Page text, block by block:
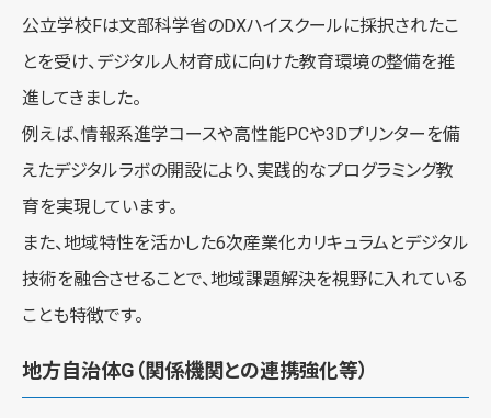
公立学校Fは文部科学省のDXハイスクールに採択されたこ
とを受け、デジタル人材育成に向けた教育環境の整備を推
進してきました。
例えば、情報系進学コースや高性能PCや3Dプリンターを備
えたデジタルラボの開設により、実践的なプログラミング教
育を実現しています。
また、地域特性を活かした6次産業化カリキュラムとデジタル
技術を融合させることで、地域課題解決を視野に入れている
ことも特徴です。
地方自治体G（関係機関との連携強化等）